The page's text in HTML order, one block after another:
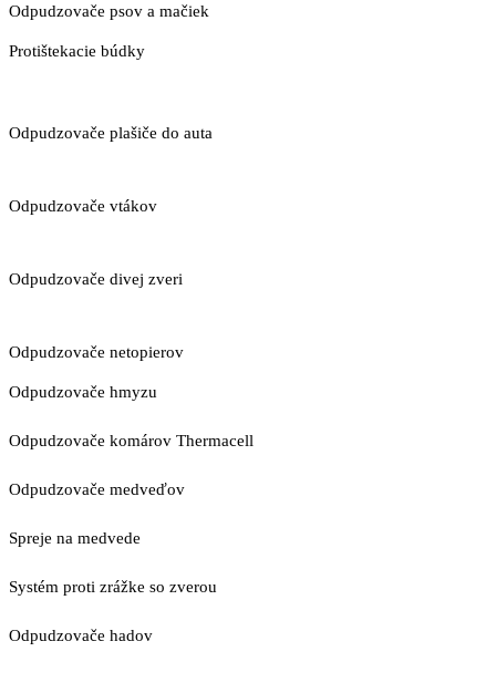
Odpudzovače psov a mačiek
Protištekacie búdky
Odpudzovače plašiče do auta
Odpudzovače vtákov
Odpudzovače divej zveri
Odpudzovače netopierov
Odpudzovače hmyzu
Odpudzovače komárov Thermacell
Odpudzovače medveďov
Spreje na medvede
Systém proti zrážke so zverou
Odpudzovače hadov